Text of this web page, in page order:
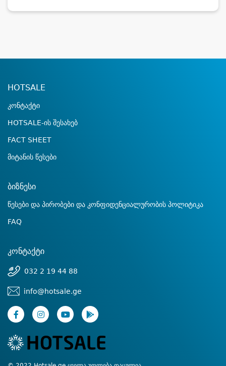
HOTSALE
კონტაქტი
HOTSALE-ის შესახებ
FACT SHEET
მიტანის წესები
ბიზნესი
წესები და პირობები და კონფიდენციალურობის პოლიტიკა
FAQ
კონტაქტი
032 2 19 44 88
info@hotsale.ge